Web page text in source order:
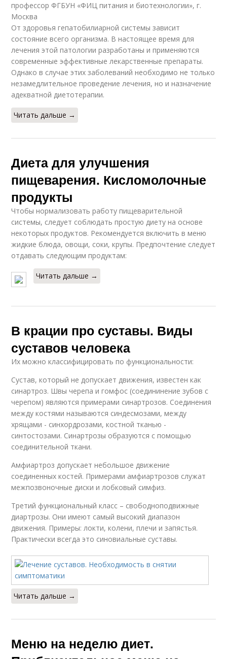
профессор ФГБУН «ФИЦ питания и биотехнологии», г.
Москва
От здоровья гепатобилиарной системы зависит
состояние всего организма. В настоящее время для
лечения этой патологии разработаны и применяются
современные эффективные лекарственные препараты.
Однако в случае этих заболеваний необходимо не только
незамедлительное проведение лечения, но и назначение
адекватной диетотерапии.
Читать дальше →
Диета для улучшения
пищеварения. Кисломолочные
продукты
Чтобы нормализовать работу пищеварительной
системы, следует соблюдать простую диету на основе
некоторых продуктов. Рекомендуется включить в меню
жидкие блюда, овощи, соки, крупы. Предпочтение следует
отдавать следующим продуктам:
Читать дальше →
В крации про суставы. Виды
суставов человека
Их можно классифицировать по функциональности:
Сустав, который не допускает движения, известен как
синартроз. Швы черепа и гомфос (соедининение зубов с
черепом) являются примерами синартрозов. Соединения
между костями называются синдесмозами, между
хрящами - синхордрозами, костной тканью -
синтостозами. Синартрозы образуются с помощью
соединительной ткани.
Амфиартроз допускает небольшое движение
соединенных костей. Примерами амфиартрозов служат
межпозвоночные диски и лобковый симфиз.
Третий функциональный класс – свободноподвижные
диартрозы. Они имеют самый высокий диапазон
движения. Примеры: локти, колени, плечи и запястья.
Практически всегда это синовиальные суставы.
Читать дальше →
Меню на неделю диет.